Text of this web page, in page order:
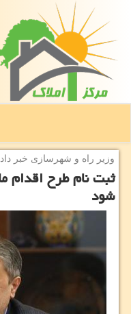
وزیر راه و شهرسازی خبر داد
شود